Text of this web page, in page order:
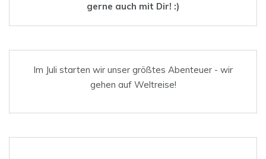
gerne auch mit Dir! :)
Im Juli starten wir unser größtes Abenteuer - wir
gehen auf Weltreise!